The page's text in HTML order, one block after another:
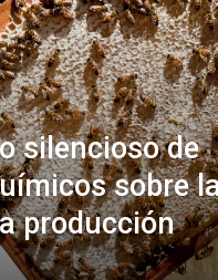
silencioso de
sobre
producción